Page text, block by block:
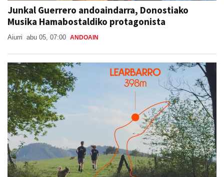
Junkal Guerrero andoaindarra, Donostiako
Musika Hamabostaldiko protagonista
Aiurri abu 05, 07:00 ANDOAIN